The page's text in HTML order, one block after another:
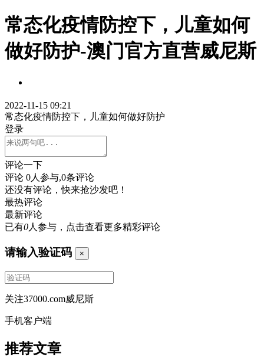
常态化疫情防控下，儿童如何
做好防护-澳门官方直营威尼斯
2022-11-15 09:21
常态化疫情防控下，儿童如何做好防护
登录
评论一下
评论 0人参与,0条评论
还没有评论，快来抢沙发吧！
最热评论
最新评论
已有0人参与，点击查看更多精彩评论
请输入验证码 ×
关注37000.com威尼斯
手机客户端
推荐文章